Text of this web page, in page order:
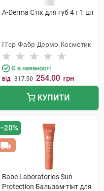
A-Derma Стік для губ 4 г 1 шт
П'єр Фабр Дермо-Косметик
Є в наявності
від 317.50 254.00 грн
КУПИТИ
−20%
Babe Laboratorios Sun
Protection Бальзам-тінт для